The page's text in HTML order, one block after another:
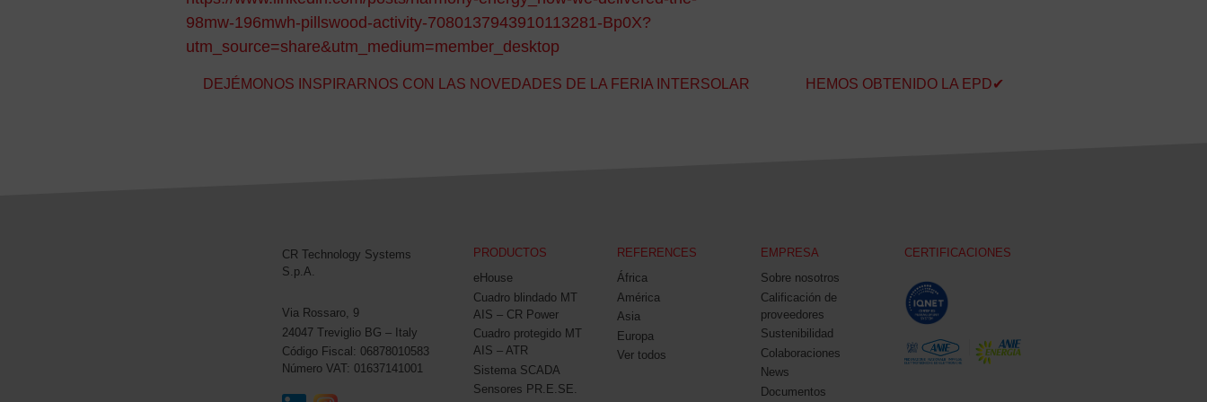
98mw-196mwh-pillswood-activity-7080137943910113281-Bp0X?
utm_source=share&utm_medium=member_desktop
Navegación de entradas
DEJÉMONOS INSPIRARNOS CON LAS NOVEDADES DE LA FERIA INTERSOLAR HEMOS OBTENIDO LA EPD✔
CR Technology SystemsCR Technology Systems
S.p.A.
Via Rossaro, 9
24047 Treviglio BG – Italy
Código Fiscal: 06878010583
Número VAT: 01637141001
PRODUCTOS
eHouse
Cuadro blindado MT
AIS – CR Power
Cuadro protegido MT
AIS – ATR
Sistema SCADA
Sensores PR.E.SE.
REFERENCES
África
América
Asia
Europa
Ver todos
EMPRESA
Sobre nosotros
Calificación de
proveedores
Sustenibilidad
Colaboraciones
News
Documentos
CERTIFICACIONES